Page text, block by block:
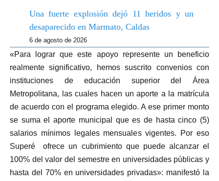
Una fuerte explosión dejó 11 heridos y un
desaparecido en Marmato, Caldas
6 de agosto de 2026
«Para lograr que este apoyo represente un beneficio
realmente significativo, hemos suscrito convenios con
instituciones de educación superior del Área
Metropolitana, las cuales hacen un aporte a la matrícula
de acuerdo con el programa elegido. A ese primer monto
se suma el aporte municipal que es de hasta cinco (5)
salarios mínimos legales mensuales vigentes. Por eso
Superé ofrece un cubrimiento que puede alcanzar el
100% del valor del semestre en universidades públicas y
hasta del 70% en universidades privadas»: manifestó la